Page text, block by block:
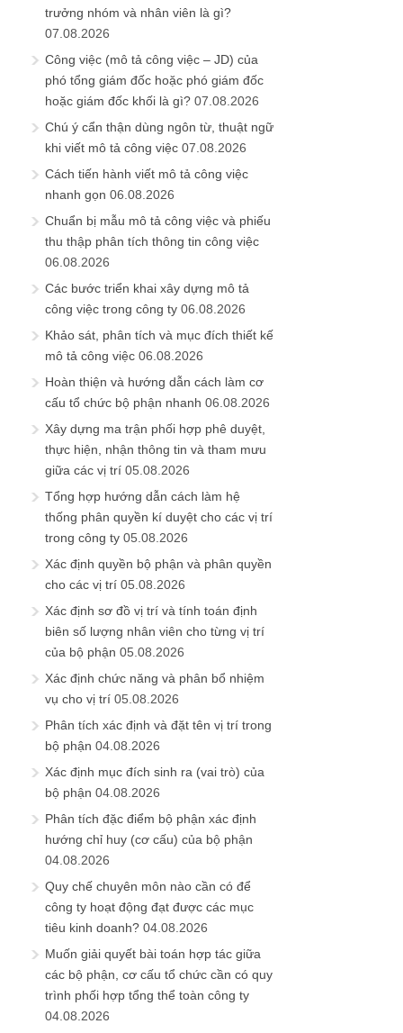
trưởng nhóm và nhân viên là gì?
07.08.2026
Công việc (mô tả công việc – JD) của
phó tổng giám đốc hoặc phó giám đốc
hoặc giám đốc khối là gì? 07.08.2026
Chú ý cẩn thận dùng ngôn từ, thuật ngữ
khi viết mô tả công việc 07.08.2026
Cách tiến hành viết mô tả công việc
nhanh gọn 06.08.2026
Chuẩn bị mẫu mô tả công việc và phiếu
thu thập phân tích thông tin công việc
06.08.2026
Các bước triển khai xây dựng mô tả
công việc trong công ty 06.08.2026
Khảo sát, phân tích và mục đích thiết kế
mô tả công việc 06.08.2026
Hoàn thiện và hướng dẫn cách làm cơ
cấu tổ chức bộ phận nhanh 06.08.2026
Xây dựng ma trận phối hợp phê duyệt,
thực hiện, nhận thông tin và tham mưu
giữa các vị trí 05.08.2026
Tổng hợp hướng dẫn cách làm hệ
thống phân quyền kí duyệt cho các vị trí
trong công ty 05.08.2026
Xác định quyền bộ phận và phân quyền
cho các vị trí 05.08.2026
Xác định sơ đồ vị trí và tính toán định
biên số lượng nhân viên cho từng vị trí
của bộ phận 05.08.2026
Xác định chức năng và phân bổ nhiệm
vụ cho vị trí 05.08.2026
Phân tích xác định và đặt tên vị trí trong
bộ phận 04.08.2026
Xác định mục đích sinh ra (vai trò) của
bộ phận 04.08.2026
Phân tích đặc điểm bộ phận xác định
hướng chỉ huy (cơ cấu) của bộ phận
04.08.2026
Quy chế chuyên môn nào cần có để
công ty hoạt động đạt được các mục
tiêu kinh doanh? 04.08.2026
Muốn giải quyết bài toán hợp tác giữa
các bộ phận, cơ cấu tổ chức cần có quy
trình phối hợp tổng thể toàn công ty
04.08.2026